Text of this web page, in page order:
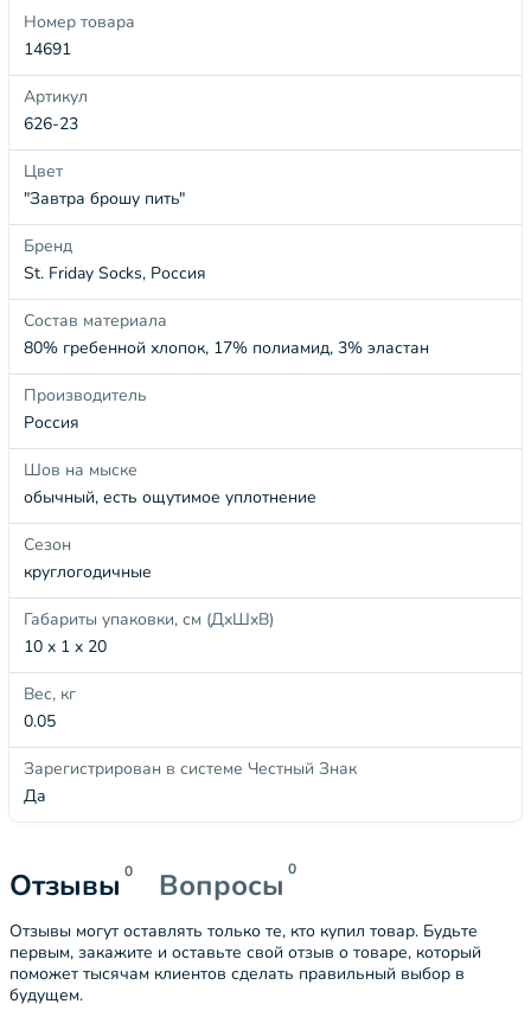
Номер товара
14691
Артикул
626-23
Цвет
"Завтра брошу пить"
Бренд
St. Friday Socks, Россия
Состав материала
80% гребенной хлопок, 17% полиамид, 3% эластан
Производитель
Россия
Шов на мыске
обычный, есть ощутимое уплотнение
Сезон
круглогодичные
Габариты упаковки, см (ДхШхВ)
10 x 1 x 20
Вес, кг
0.05
Зарегистрирован в системе Честный Знак
Да
Отзывы 0 Вопросы 0
Отзывы могут оставлять только те, кто купил товар. Будьте
первым, закажите и оставьте свой отзыв о товаре, который
поможет тысячам клиентов сделать правильный выбор в
будущем.